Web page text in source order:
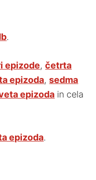
.
epizode,četrta
epizoda,sedma
epizoda in cela
epizoda.